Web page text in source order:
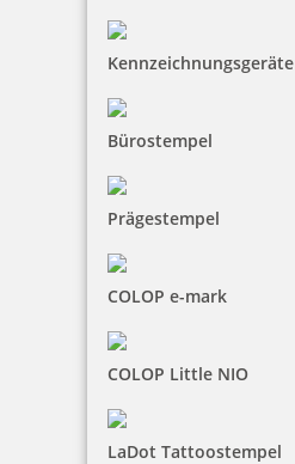
Kennzeichnungsgeräte
Bürostempel
Prägestempel
COLOP e-mark
COLOP Little NIO
LaDot Tattoostempel